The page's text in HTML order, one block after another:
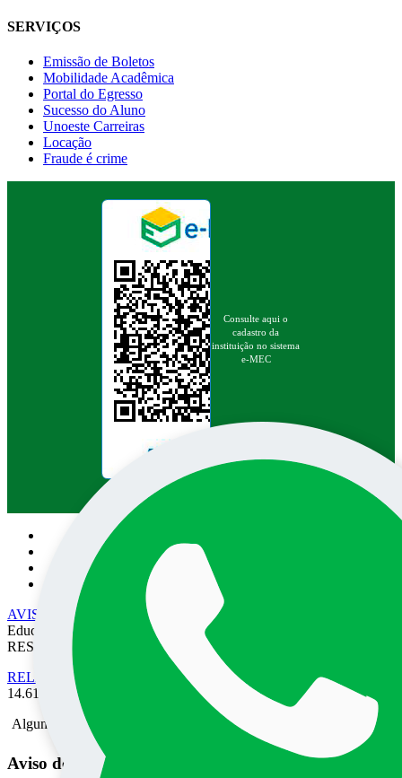
SERVIÇOS
Emissão de Boletos
Mobilidade Acadêmica
Portal do Egresso
Sucesso do Aluno
Unoeste Carreiras
Locação
Fraude é crime
Consulte aqui o
cadastro da
instituição no sistema
e-MEC
Pesquisa no site:
AVISO DE PRIVACIDADE
• EPEC - Empresa Prudentina de
Educação e Cultura SA/UNOESTE. TODOS OS DIREITOS
RESERVADOS
RELATÓRIO DE TRANSPARÊNCIA SALARIAL
- Lei nº
14.611 de 03 de Julho de 2023.
Alguma mensagem
Aviso de Privacidade do Portal UNOESTE